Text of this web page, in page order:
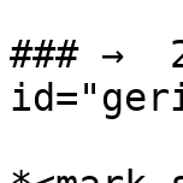
### →